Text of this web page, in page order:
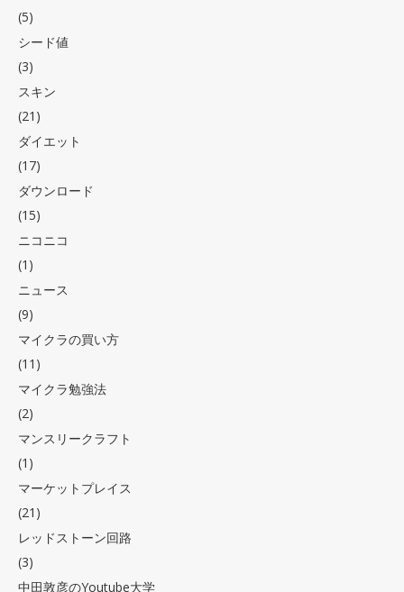
(5)
シード値
(3)
スキン
(21)
ダイエット
(17)
ダウンロード
(15)
ニコニコ
(1)
ニュース
(9)
マイクラの買い方
(11)
マイクラ勉強法
(2)
マンスリークラフト
(1)
マーケットプレイス
(21)
レッドストーン回路
(3)
中田敦彦のYoutube大学